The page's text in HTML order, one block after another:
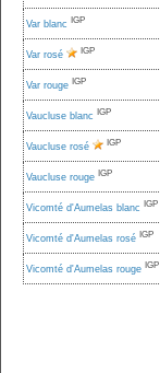
Var blanc IGP
Var rosé IGP
Var rouge IGP
Vaucluse blanc IGP
Vaucluse rosé IGP
Vaucluse rouge IGP
Vicomté d'Aumelas blanc IGP
Vicomté d'Aumelas rosé IGP
Vicomté d'Aumelas rouge IGP